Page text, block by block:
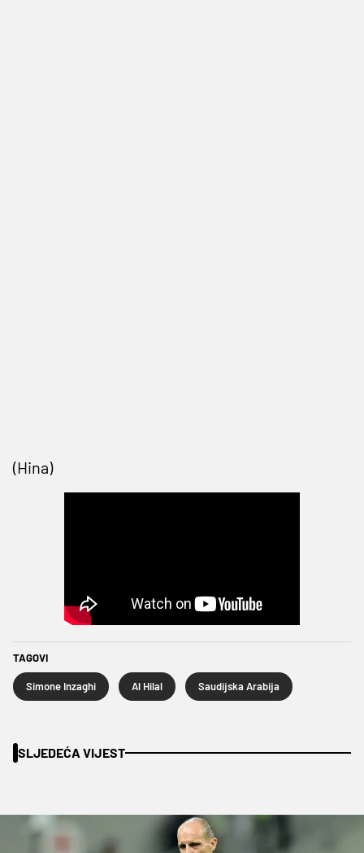
(Hina)
TAGOVI
Simone Inzaghi Al Hilal Saudijska Arabija
SLJEDEĆA VIJEST